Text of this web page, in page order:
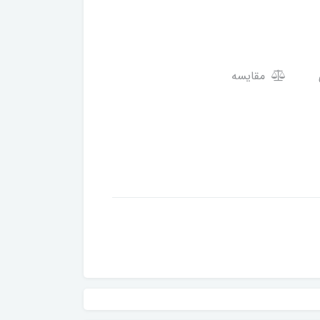
مقایسه